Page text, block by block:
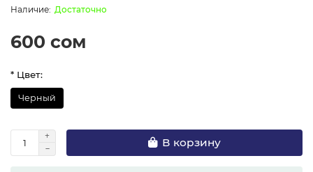
Достаточно
600 сом
* Цвет:
Черный
В корзину